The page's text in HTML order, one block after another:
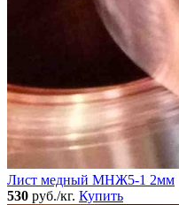
Лист медный МНЖ5-1 2мм
530 руб./кг. Купить